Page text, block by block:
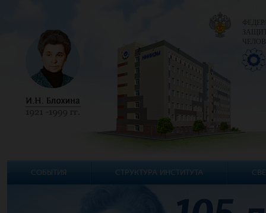
СОБЫТИЯ СТРУКТУРА ИНСТИТУТА